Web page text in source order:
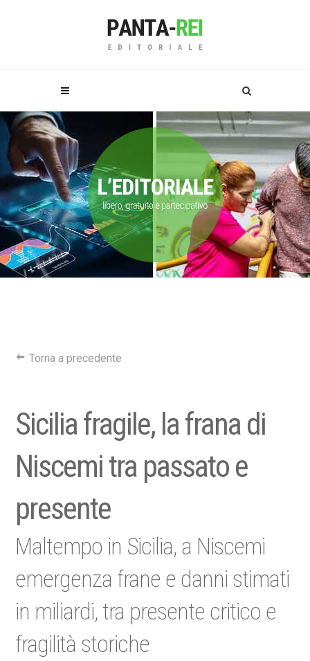
Torna a precedente
Sicilia fragile, la frana di
Niscemi tra passato e
presente
Maltempo in Sicilia, a Niscemi
emergenza frane e danni stimati
in miliardi, tra presente critico e
fragilità storiche